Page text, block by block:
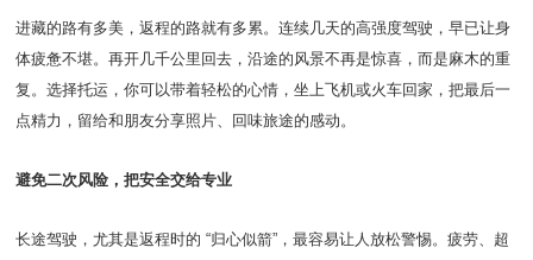
进藏的路有多美，返程的路就有多累。连续几天的高强度驾驶，早已让身
体疲惫不堪。再开几千公里回去，沿途的风景不再是惊喜，而是麻木的重
复。选择托运，你可以带着轻松的心情，坐上飞机或火车回家，把最后一
点精力，留给和朋友分享照片、回味旅途的感动。
避免二次风险，把安全交给专业
长途驾驶，尤其是返程时的 “归心似箭”，最容易让人放松警惕。疲劳、超